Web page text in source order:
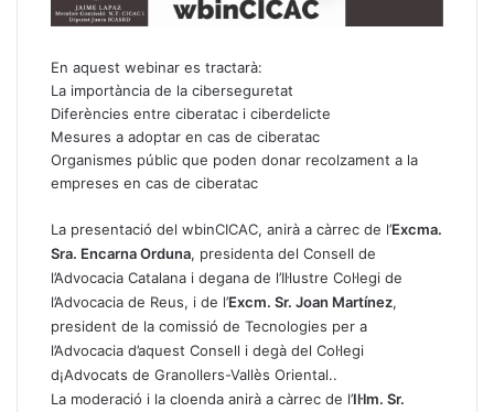
En aquest webinar es tractarà:
La importància de la ciberseguretat
Diferències entre ciberatac i ciberdelicte
Mesures a adoptar en cas de ciberatac
Organismes públic que poden donar recolzament a la
empreses en cas de ciberatac
La presentació del wbinCICAC, anirà a càrrec de l’Excma.
Sra. Encarna Orduna, presidenta del Consell de
l’Advocacia Catalana i degana de l’Il·lustre Col·legi de
l’Advocacia de Reus, i de l’Excm. Sr. Joan Martínez,
president de la comissió de Tecnologies per a
l’Advocacia d’aquest Consell i degà del Col·legi
d¡Advocats de Granollers-Vallès Oriental..
La moderació i la cloenda anirà a càrrec de l’Il·lm. Sr.